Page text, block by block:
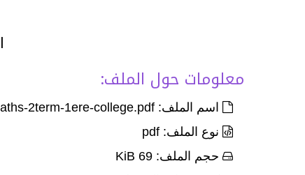
معلومات حول الملف:
اسم الملف: Devoir-2-palier-1-maths-2term-1ere-college.pdf
نوع الملف: pdf
حجم الملف: 69 KiB